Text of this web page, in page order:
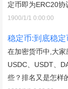
定币即为ERC20协
1900/1/1 0:00:00
稳定币:到底稳
在加密货币中,大
USDC、USDT、
些？排名又是怎样